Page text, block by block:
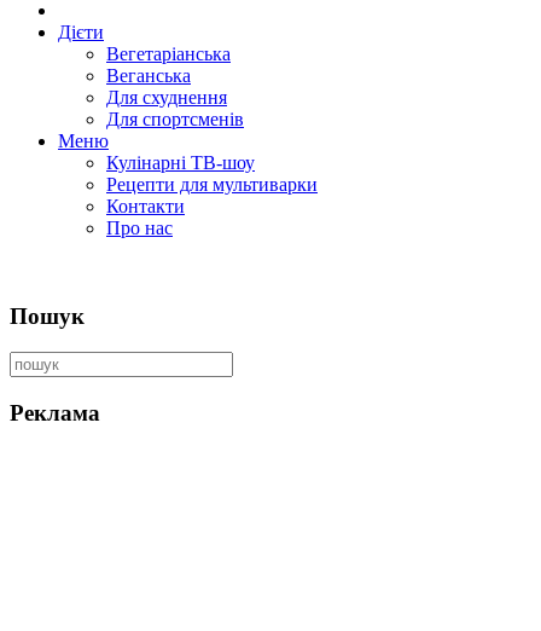
Дієти
Вегетаріанська
Веганська
Для схуднення
Для спортсменів
Меню
Кулінарні ТВ-шоу
Рецепти для мультиварки
Контакти
Про нас
Пошук
Реклама